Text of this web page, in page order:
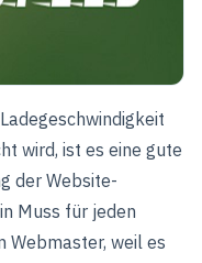
wird, ist es eine gute
der Website-
Muss für jeden
Webmaster, weil es